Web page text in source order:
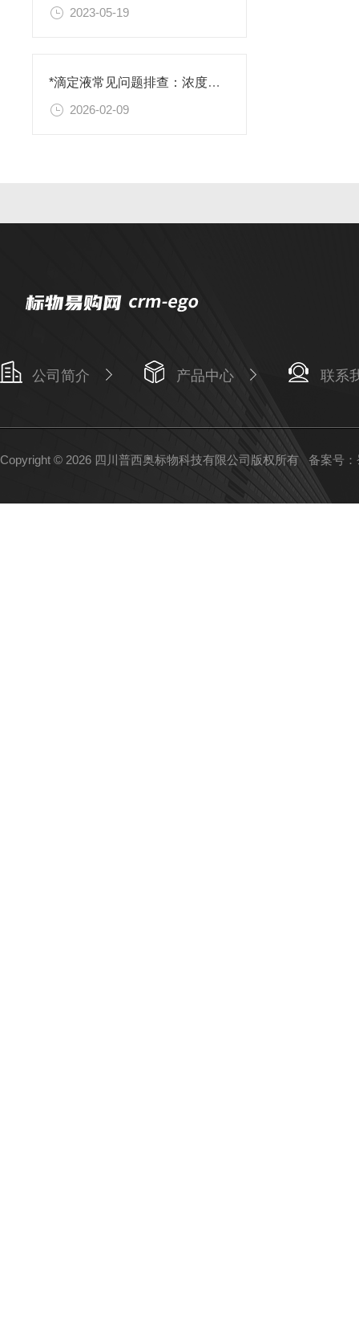
2023-05-19
*滴定液常见问题排查：浓度不准、终点判断失误的原因与对策
2026-02-09
公司简介 产品中心 联系
Copyright © 2026 四川普西奥标物科技有限公司版权所有 备案号：